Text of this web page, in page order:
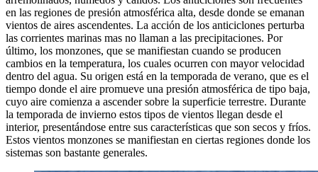
en las regiones de presión atmosférica alta, desde donde se emanan
vientos de aires ascendentes. La acción de los anticiclones perturba
las corrientes marinas mas no llaman a las precipitaciones. Por
último, los monzones, que se manifiestan cuando se producen
cambios en la temperatura, los cuales ocurren con mayor velocidad
dentro del agua. Su origen está en la temporada de verano, que es el
tiempo donde el aire promueve una presión atmosférica de tipo baja,
cuyo aire comienza a ascender sobre la superficie terrestre. Durante
la temporada de invierno estos tipos de vientos llegan desde el
interior, presentándose entre sus características que son secos y fríos.
Estos vientos monzones se manifiestan en ciertas regiones donde los
sistemas son bastante generales.